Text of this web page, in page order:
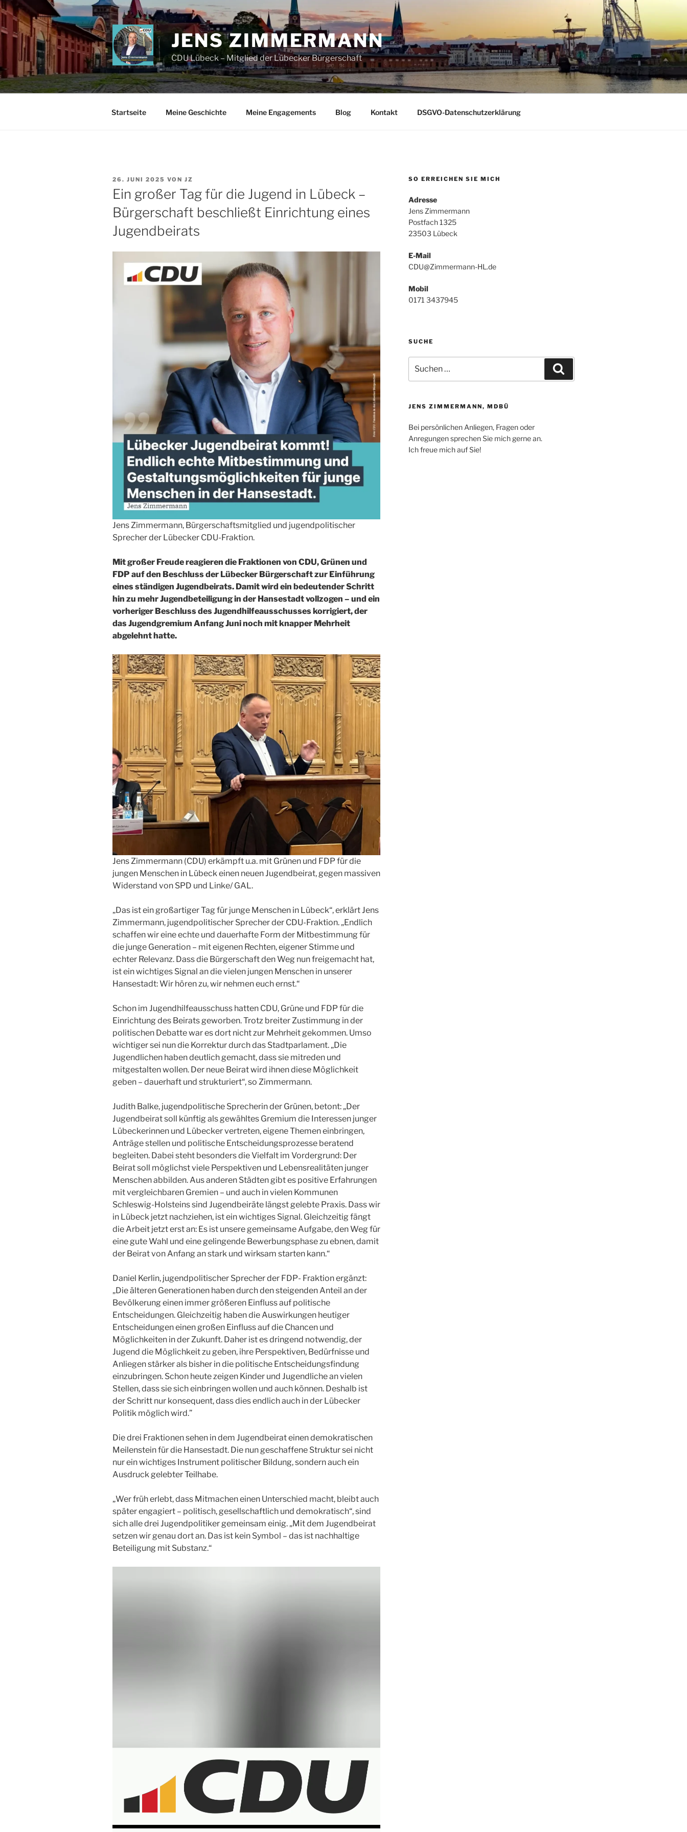
Zum
Inhalt
springen
JENS ZIMMERMANN
CDU Lübeck – Mitglied der Lübecker Bürgerschaft
Startseite Meine Geschichte Meine Engagements Blog Kontakt DSGVO-Datenschutzerklärung
VERÖFFENTLICHT
AM
26. JUNI 2025 VON JZ
Ein großer Tag für die Jugend in Lübeck –
Bürgerschaft beschließt Einrichtung eines
Jugendbeirats
Jens Zimmermann, Bürgerschaftsmitglied und jugendpolitischer
Sprecher der Lübecker CDU-Fraktion.
Mit großer Freude reagieren die Fraktionen von CDU, Grünen und
FDP auf den Beschluss der Lübecker Bürgerschaft zur Einführung
eines ständigen Jugendbeirats. Damit wird ein bedeutender Schritt
hin zu mehr Jugendbeteiligung in der Hansestadt vollzogen – und ein
vorheriger Beschluss des Jugendhilfeausschusses korrigiert, der
das Jugendgremium Anfang Juni noch mit knapper Mehrheit
abgelehnt hatte.
Jens Zimmermann (CDU) erkämpft u.a. mit Grünen und FDP für die
jungen Menschen in Lübeck einen neuen Jugendbeirat, gegen massiven
Widerstand von SPD und Linke/ GAL.
„Das ist ein großartiger Tag für junge Menschen in Lübeck“, erklärt Jens
Zimmermann, jugendpolitischer Sprecher der CDU-Fraktion. „Endlich
schaffen wir eine echte und dauerhafte Form der Mitbestimmung für
die junge Generation – mit eigenen Rechten, eigener Stimme und
echter Relevanz. Dass die Bürgerschaft den Weg nun freigemacht hat,
ist ein wichtiges Signal an die vielen jungen Menschen in unserer
Hansestadt: Wir hören zu, wir nehmen euch ernst.“
Schon im Jugendhilfeausschuss hatten CDU, Grüne und FDP für die
Einrichtung des Beirats geworben. Trotz breiter Zustimmung in der
politischen Debatte war es dort nicht zur Mehrheit gekommen. Umso
wichtiger sei nun die Korrektur durch das Stadtparlament. „Die
Jugendlichen haben deutlich gemacht, dass sie mitreden und
mitgestalten wollen. Der neue Beirat wird ihnen diese Möglichkeit
geben – dauerhaft und strukturiert“, so Zimmermann.
Judith Balke, jugendpolitische Sprecherin der Grünen, betont: „Der
Jugendbeirat soll künftig als gewähltes Gremium die Interessen junger
Lübeckerinnen und Lübecker vertreten, eigene Themen einbringen,
Anträge stellen und politische Entscheidungsprozesse beratend
begleiten. Dabei steht besonders die Vielfalt im Vordergrund: Der
Beirat soll möglichst viele Perspektiven und Lebensrealitäten junger
Menschen abbilden. Aus anderen Städten gibt es positive Erfahrungen
mit vergleichbaren Gremien – und auch in vielen Kommunen
Schleswig-Holsteins sind Jugendbeiräte längst gelebte Praxis. Dass wir
in Lübeck jetzt nachziehen, ist ein wichtiges Signal. Gleichzeitig fängt
die Arbeit jetzt erst an: Es ist unsere gemeinsame Aufgabe, den Weg für
eine gute Wahl und eine gelingende Bewerbungsphase zu ebnen, damit
der Beirat von Anfang an stark und wirksam starten kann.“
Daniel Kerlin, jugendpolitischer Sprecher der FDP- Fraktion ergänzt:
„Die älteren Generationen haben durch den steigenden Anteil an der
Bevölkerung einen immer größeren Einfluss auf politische
Entscheidungen. Gleichzeitig haben die Auswirkungen heutiger
Entscheidungen einen großen Einfluss auf die Chancen und
Möglichkeiten in der Zukunft. Daher ist es dringend notwendig, der
Jugend die Möglichkeit zu geben, ihre Perspektiven, Bedürfnisse und
Anliegen stärker als bisher in die politische Entscheidungsfindung
einzubringen. Schon heute zeigen Kinder und Jugendliche an vielen
Stellen, dass sie sich einbringen wollen und auch können. Deshalb ist
der Schritt nur konsequent, dass dies endlich auch in der Lübecker
Politik möglich wird.”
Die drei Fraktionen sehen in dem Jugendbeirat einen demokratischen
Meilenstein für die Hansestadt. Die nun geschaffene Struktur sei nicht
nur ein wichtiges Instrument politischer Bildung, sondern auch ein
Ausdruck gelebter Teilhabe.
„Wer früh erlebt, dass Mitmachen einen Unterschied macht, bleibt auch
später engagiert – politisch, gesellschaftlich und demokratisch“, sind
sich alle drei Jugendpolitiker gemeinsam einig. „Mit dem Jugendbeirat
setzen wir genau dort an. Das ist kein Symbol – das ist nachhaltige
Beteiligung mit Substanz.“
SO ERREICHEN SIE MICH
Adresse
Jens Zimmermann
Postfach 1325
23503 Lübeck
E-Mail
CDU@Zimmermann-HL.de
Mobil
0171 3437945
SUCHE
nach:
JENS ZIMMERMANN, MDBÜ
Bei persönlichen Anliegen, Fragen oder
Anregungen sprechen Sie mich gerne an.
Ich freue mich auf Sie!